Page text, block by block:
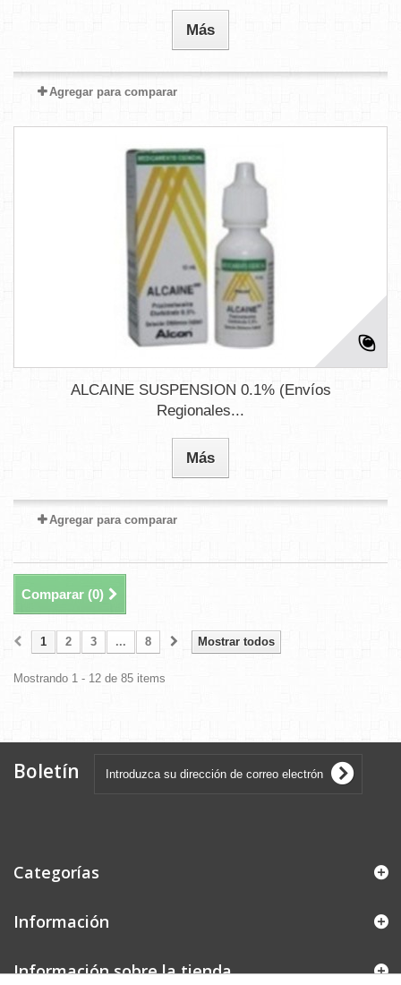
Más
Agregar para comparar
ALCAINE SUSPENSION 0.1% (Envíos
Regionales...
Más
Agregar para comparar
Comparar (0)
Mostrar todos
1 2 3 ... 8
Mostrando 1 - 12 de 85 items
Boletín
Categorías
Información
Información sobre la tienda